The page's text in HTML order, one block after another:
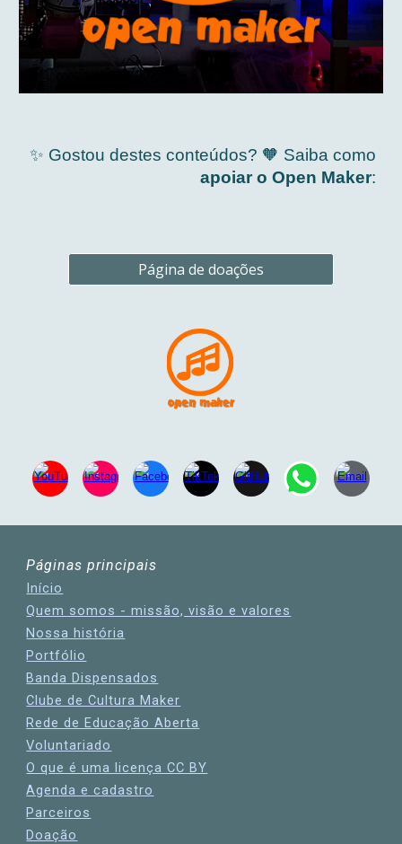
✨ Gostou destes conteúdos? 🧡 Saiba como
apoiaro Open Maker:
Página de doações
Páginas principais
Início
Quem somos - missão, visão e valores
Nossa história
Portfólio
Banda Dispensados
Clube de Cultura Maker
Rede de Educação Aberta
Voluntariado
O que é uma licença CC BY
Agenda e cadastro
Parceiros
Doação